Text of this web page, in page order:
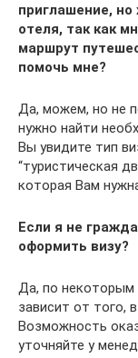
приглашение, но
отеля, так как
маршрут
помочь мне?
Да, можем, но не
нужно найти
Вы увидите тип
“туристическая
которая Вам
Если я не
оформить визу?
Да, по некоторым
зависит от того,
Возможность
уточняйте у